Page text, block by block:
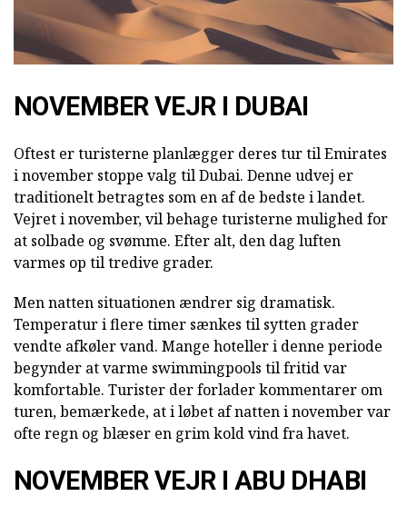
NOVEMBER VEJR I DUBAI
Oftest er turisterne planlægger deres tur til Emirates
i november stoppe valg til Dubai. Denne udvej er
traditionelt betragtes som en af de bedste i landet.
Vejret i november, vil behage turisterne mulighed for
at solbade og svømme. Efter alt, den dag luften
varmes op til tredive grader.
Men natten situationen ændrer sig dramatisk.
Temperatur i flere timer sænkes til sytten grader
vendte afkøler vand. Mange hoteller i denne periode
begynder at varme swimmingpools til fritid var
komfortable. Turister der forlader kommentarer om
turen, bemærkede, at i løbet af natten i november var
ofte regn og blæser en grim kold vind fra havet.
NOVEMBER VEJR I ABU DHABI